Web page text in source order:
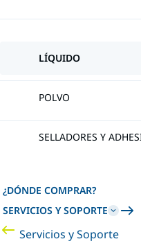
LÍQUIDO
POLVO
SELLADORES Y
¿DÓNDE COMPRAR?
SERVICIOS Y SOPORTE
Servicios y Soporte